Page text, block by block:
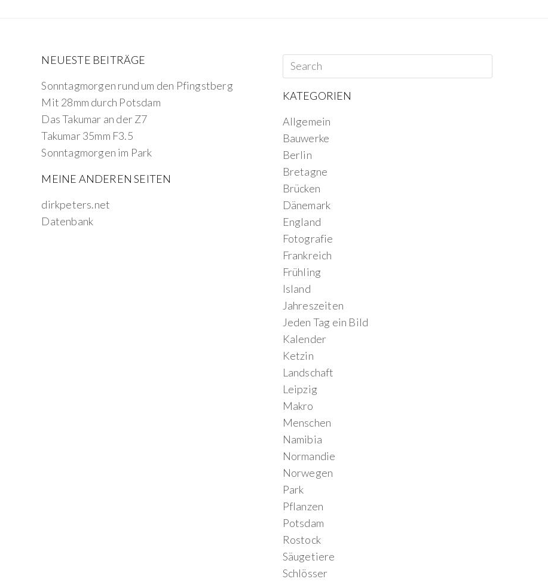
NEUESTE BEITRÄGE
Sonntagmorgen rund um den Pfingstberg
Mit 28mm durch Potsdam
Das Takumar an der Z7
Takumar 35mm F3.5
Sonntagmorgen im Park
MEINE ANDEREN SEITEN
dirkpeters.net
Datenbank
KATEGORIEN
Allgemein
Bauwerke
Berlin
Bretagne
Brücken
Dänemark
England
Fotografie
Frankreich
Frühling
Island
Jahreszeiten
Jeden Tag ein Bild
Kalender
Ketzin
Landschaft
Leipzig
Makro
Menschen
Namibia
Normandie
Norwegen
Park
Pflanzen
Potsdam
Rostock
Säugetiere
Schlösser